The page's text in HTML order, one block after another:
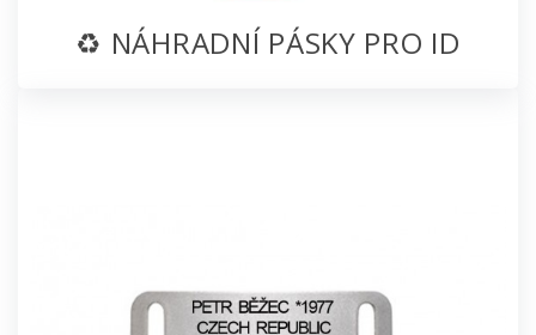
♻️ NÁHRADNÍ PÁSKY PRO ID